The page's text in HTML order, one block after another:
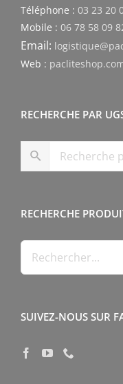
Téléphone : 03 23 20
Mobile : 06 78 58 09
Email:
Web :
RECHERCHE PAR
RECHERCHE
SUIVEZ-NOUS SUR